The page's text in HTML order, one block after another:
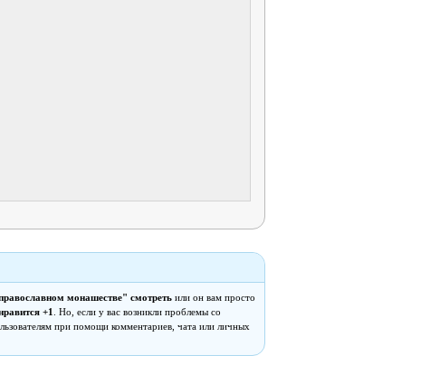
монашестве" смотреть или он вам просто
+1
. Но, если у вас возникли проблемы со
при помощи комментариев, чата или личных